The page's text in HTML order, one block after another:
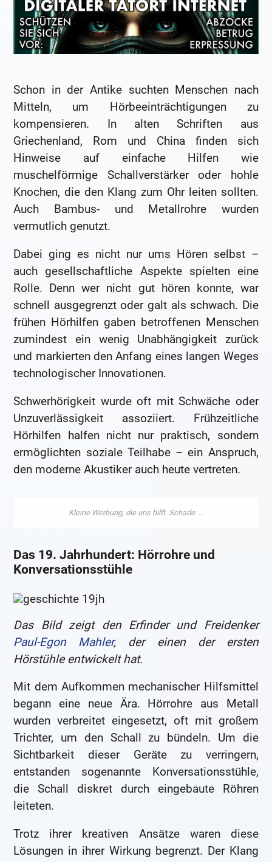
Schon in der Antike suchten Menschen nach
Mitteln, um Hörbeeinträchtigungen zu
kompensieren. In alten Schriften aus
Griechenland, Rom und China finden sich
Hinweise auf einfache Hilfen wie
muschelförmige Schallverstärker oder hohle
Knochen, die den Klang zum Ohr leiten sollten.
Auch Bambus- und Metallrohre wurden
vermutlich genutzt.
Dabei ging es nicht nur ums Hören selbst –
auch gesellschaftliche Aspekte spielten eine
Rolle. Denn wer nicht gut hören konnte, war
schnell ausgegrenzt oder galt als schwach. Die
frühen Hörhilfen gaben betroffenen Menschen
zumindest ein wenig Unabhängigkeit zurück
und markierten den Anfang eines langen Weges
technologischer Innovationen.
Schwerhörigkeit wurde oft mit Schwäche oder
Unzuverlässigkeit assoziiert. Frühzeitliche
Hörhilfen halfen nicht nur praktisch, sondern
ermöglichten soziale Teilhabe – ein Anspruch,
den moderne Akustiker auch heute vertreten.
Das 19. Jahrhundert: Hörrohre und
Konversationsstühle
Das Bild zeigt den Erfinder und Freidenker
Paul-Egon Mahler, der einen der ersten
Hörstühle entwickelt hat.
Mit dem Aufkommen mechanischer Hilfsmittel
begann eine neue Ära. Hörrohre aus Metall
wurden verbreitet eingesetzt, oft mit großem
Trichter, um den Schall zu bündeln. Um die
Sichtbarkeit dieser Geräte zu verringern,
entstanden sogenannte Konversationsstühle,
die Schall diskret durch eingebaute Röhren
leiteten.
Trotz ihrer kreativen Ansätze waren diese
Lösungen in ihrer Wirkung begrenzt. Der Klang